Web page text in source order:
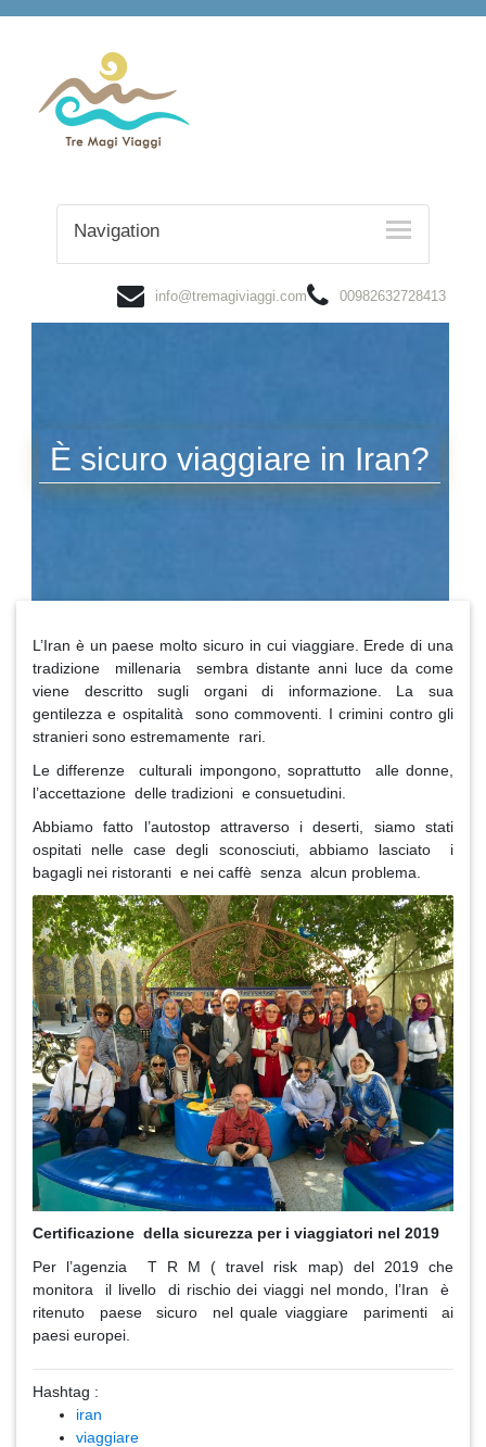
00982632728413
info@tremagiviaggi.com
Navigation
È sicuro viaggiare in Iran?
L’Iran è un paese molto sicuro in cui viaggiare. Erede di una
tradizione millenaria sembra distante anni luce da come
viene descritto sugli organi di informazione. La sua
gentilezza e ospitalità sono commoventi. I crimini contro gli
stranieri sono estremamente rari.
Le differenze culturali impongono, soprattutto alle donne,
l’accettazione delle tradizioni e consuetudini.
Abbiamo fatto l’autostop attraverso i deserti, siamo stati
ospitati nelle case degli sconosciuti, abbiamo lasciato i
bagagli nei ristoranti e nei caffè senza alcun problema.
Certificazione della sicurezza per i viaggiatori nel 2019
Per l’agenzia T R M ( travel risk map) del 2019 che
monitora il livello di rischio dei viaggi nel mondo, l’Iran è
ritenuto paese sicuro nel quale viaggiare parimenti ai
paesi europei.
Hashtag :
iran
viaggiare